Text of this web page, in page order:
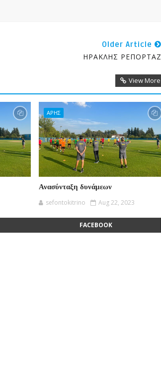
Older Article
ΗΡΑΚΛΗΣ ΡΕΠΟΡΤΑΖ
View More
ΑΡΗΣ
Ανασύνταξη δυνάμεων
sefontokitrino Aug 22, 2023
FACEBOOK